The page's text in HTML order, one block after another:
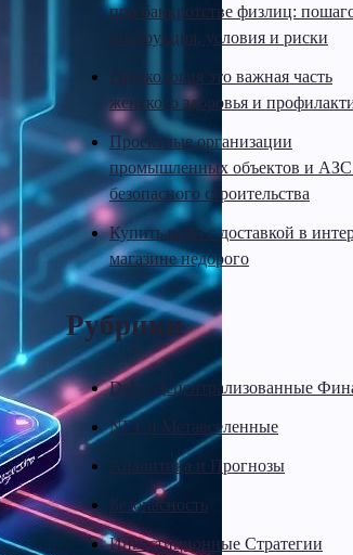
при банкротстве физлиц:
инструкция, условия и риски
Гинекология это важная часть
женского здоровья и
Проектные организации
промышленных объектов и АЗС
безопасного строительства
Купить вейп с доставкой в
магазине недорого
Рубрики
DeFi (Децентрализованные
NFT и Метавселенные
Аналитика и Прогнозы
Безопасность
Инвестиционные Стратегии